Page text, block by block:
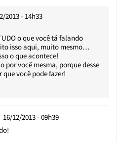
2013 - 14h33
o que você tá falando
isso aqui, muito mesmo…
o que acontece!
por você mesma, porque desse
você pode fazer!
16/12/2013 - 09h39